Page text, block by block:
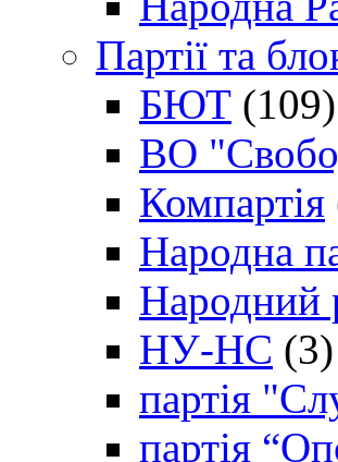
Партії та
БЮТ (109)
ВО
Компартія
Народна
Народний
НУ-НС (3)
партія
партія